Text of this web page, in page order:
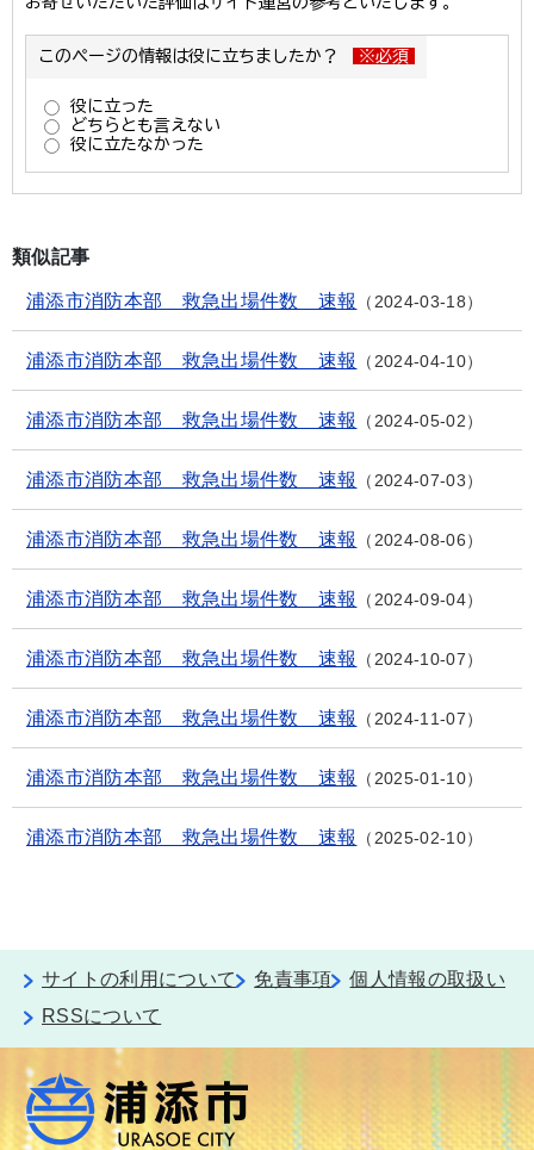
類似記事
浦添市消防本部 救急出場件数 速報 2024-03-18
浦添市消防本部 救急出場件数 速報 2024-04-10
浦添市消防本部 救急出場件数 速報 2024-05-02
浦添市消防本部 救急出場件数 速報 2024-07-03
浦添市消防本部 救急出場件数 速報 2024-08-06
浦添市消防本部 救急出場件数 速報 2024-09-04
浦添市消防本部 救急出場件数 速報 2024-10-07
浦添市消防本部 救急出場件数 速報 2024-11-07
浦添市消防本部 救急出場件数 速報 2025-01-10
浦添市消防本部 救急出場件数 速報 2025-02-10
サイトの利用について 免責事項
個人情報の取扱い
RSSについて